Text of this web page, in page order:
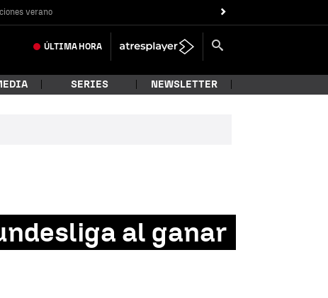
verano
ÚLTIMA HORA
SERIES NEWSLETTER
al ganar